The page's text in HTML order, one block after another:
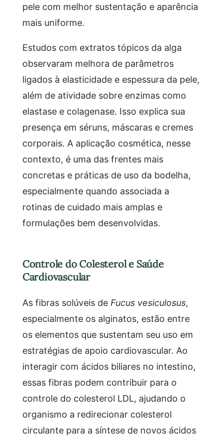
pele com melhor sustentação e aparência
mais uniforme.
Estudos com extratos tópicos da alga
observaram melhora de parâmetros
ligados à elasticidade e espessura da pele,
além de atividade sobre enzimas como
elastase e colagenase. Isso explica sua
presença em séruns, máscaras e cremes
corporais. A aplicação cosmética, nesse
contexto, é uma das frentes mais
concretas e práticas de uso da bodelha,
especialmente quando associada a
rotinas de cuidado mais amplas e
formulações bem desenvolvidas.
Controle do Colesterol e Saúde
Cardiovascular
As fibras solúveis de Fucus vesiculosus,
especialmente os alginatos, estão entre
os elementos que sustentam seu uso em
estratégias de apoio cardiovascular. Ao
interagir com ácidos biliares no intestino,
essas fibras podem contribuir para o
controle do colesterol LDL, ajudando o
organismo a redirecionar colesterol
circulante para a síntese de novos ácidos